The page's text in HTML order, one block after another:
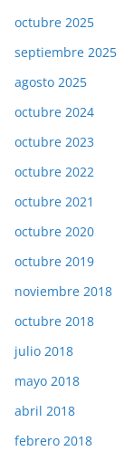
octubre 2025
septiembre 2025
agosto 2025
octubre 2024
octubre 2023
octubre 2022
octubre 2021
octubre 2020
octubre 2019
noviembre 2018
octubre 2018
julio 2018
mayo 2018
abril 2018
febrero 2018